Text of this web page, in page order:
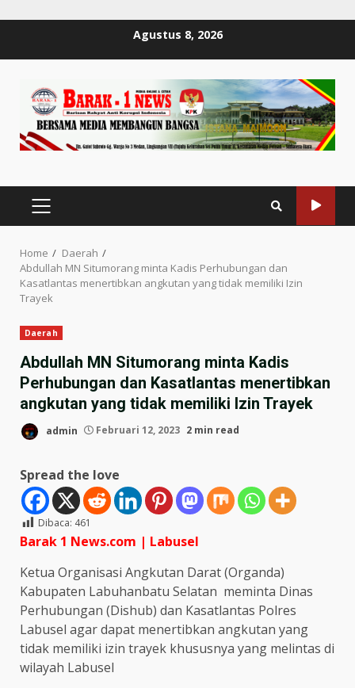
Agustus 8, 2026
PRIMARY
MENU
Home
Daerah
Abdullah MN Situmorang minta Kadis Perhubungan dan
Kasatlantas menertibkan angkutan yang tidak memiliki Izin
Trayek
Daerah
Abdullah MN Situmorang minta Kadis
Perhubungan dan Kasatlantas menertibkan
angkutan yang tidak memiliki Izin Trayek
admin Februari 12, 2023 2 min read
Spread the love
Dibaca: 461
Barak 1 News.com | Labusel
Ketua Organisasi Angkutan Darat (Organda)
Kabupaten Labuhanbatu Selatan meminta Dinas
Perhubungan (Dishub) dan Kasatlantas Polres
Labusel agar dapat menertibkan angkutan yang
tidak memiliki izin trayek khususnya yang melintas di
wilayah Labusel